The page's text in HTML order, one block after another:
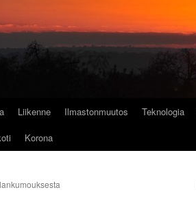
Liikenne Ilmastonmuutos Teknologia
Korona